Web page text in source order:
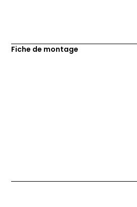
Fiche de montage